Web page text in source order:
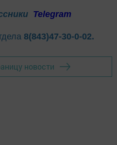
Telegram
8(843)47-30-0-02.
новости